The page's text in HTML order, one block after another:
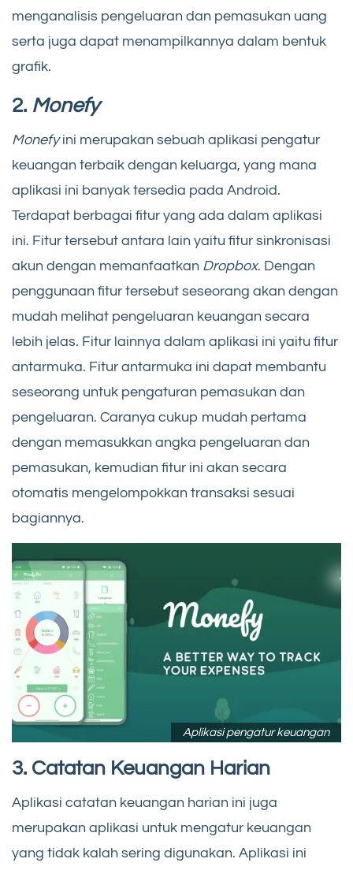
menganalisis pengeluaran dan pemasukan uang
serta juga dapat menampilkannya dalam bentuk
grafik.
2. Monefy
Monefyini merupakan sebuah aplikasi pengatur
keuangan terbaik dengan keluarga, yang mana
aplikasi ini banyak tersedia pada Android.
Terdapat berbagai fitur yang ada dalam aplikasi
ini. Fitur tersebut antara lain yaitu fitur sinkronisasi
akun dengan memanfaatkan Dropbox. Dengan
penggunaan fitur tersebut seseorang akan dengan
mudah melihat pengeluaran keuangan secara
lebih jelas. Fitur lainnya dalam aplikasi ini yaitu fitur
antarmuka. Fitur antarmuka ini dapat membantu
seseorang untuk pengaturan pemasukan dan
pengeluaran. Caranya cukup mudah pertama
dengan memasukkan angka pengeluaran dan
pemasukan, kemudian fitur ini akan secara
otomatis mengelompokkan transaksi sesuai
bagiannya.
Aplikasi pengatur keuangan
3. Catatan Keuangan Harian
Aplikasi catatan keuangan harian ini juga
merupakan aplikasi untuk mengatur keuangan
yang tidak kalah sering digunakan. Aplikasi ini